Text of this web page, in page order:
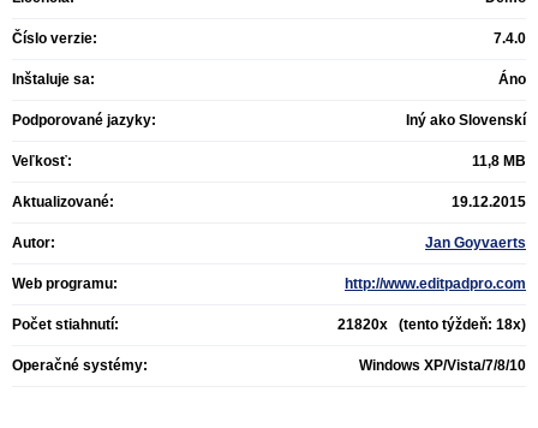
Číslo verzie: 7.4.0
Inštaluje sa: Áno
Podporované jazyky: Iný ako Slovenskí
Veľkosť: 11,8 MB
Aktualizované: 19.12.2015
Autor: Jan Goyvaerts
Web programu: http://www.editpadpro.com
Počet stiahnutí: 21820x (tento týždeň: 18x)
Operačné systémy: Windows XP/Vista/7/8/10